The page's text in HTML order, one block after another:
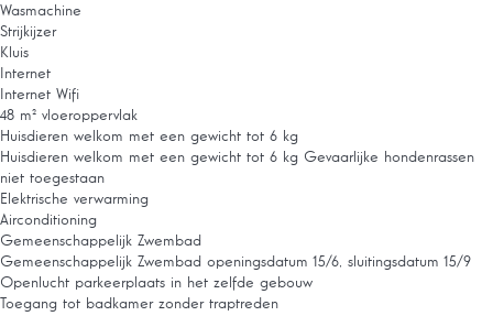
Wasmachine
Strijkijzer
Kluis
Internet
Internet Wifi
48 m² vloeroppervlak
Huisdieren welkom met een gewicht tot 6 kg
Huisdieren welkom met een gewicht tot 6 kg Gevaarlijke hondenrassen
niet toegestaan
Elektrische verwarming
Airconditioning
Gemeenschappelijk Zwembad
Gemeenschappelijk Zwembad openingsdatum 15/6, sluitingsdatum 15/9
Openlucht parkeerplaats in het zelfde gebouw
Toegang tot badkamer zonder traptreden